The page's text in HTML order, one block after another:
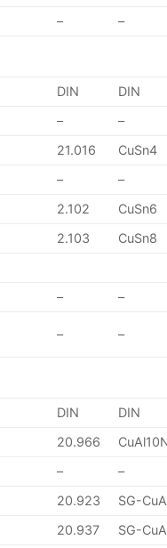
– –
DIN
DIN
–
–
21.016
CuSn4
–
–
2.102
CuSn6
2.103 CuSn8
– –
– –
DIN
DIN
20.966
–
–
20.923
SG-
20.937
SG-